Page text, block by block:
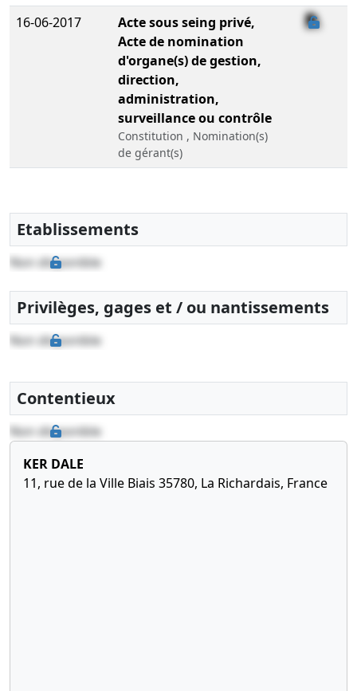
16-06-2017
Acte sous seing privé,
Acte de nomination
d'organe(s) de gestion,
direction,
administration,
surveillance ou contrôle
Constitution , Nomination(s)
de gérant(s)
Etablissements
Non disponible
Privilèges, gages et / ou nantissements
Non disponible
Contentieux
Non disponible
KER DALE
11, rue de la Ville Biais 35780, La Richardais, France